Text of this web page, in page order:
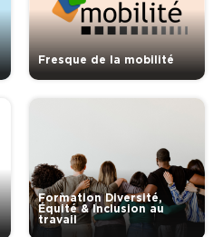
Fresque de la mobilité
Formation Diversité,
Équité & Inclusion au
travail